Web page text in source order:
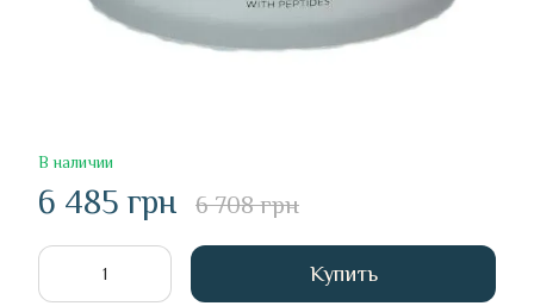
В наличии
6 485 грн 6 708 грн
Купить